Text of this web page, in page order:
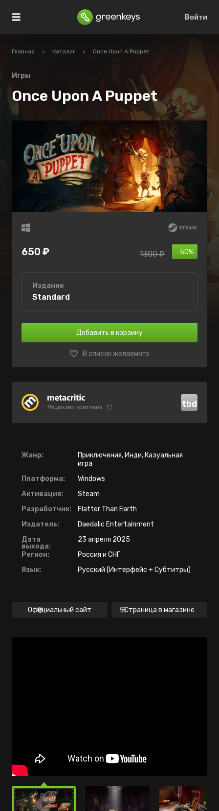
Войти
Главная > Каталог > Once Upon A Puppet
Игры
Once Upon A Puppet
650 ₽ -50%
1300 ₽
Издание
Standard
Добавить в корзину
В список желаемого
Рецензии критиков tbd
Жанр:
Приключения, Инди, Казуальная
игра
Платформа:
Windows
Активация:
Steam
Разработчик:
Flatter Than Earth
Издатель:
Daedalic Entertainment
Дата
выхода:
23 апреля 2025
Регион:
Россия и СНГ
Язык:
Русский (Интерфейс + Субтитры)
Официальный сайт Страница в магазине